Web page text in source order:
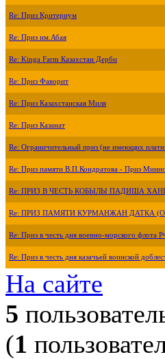
Re: Приз Критериум
Re: Приз им.Абая
Re: Kinga Farm Казахстан Дерби
Re: Приз Фаворит
Re: Приз Казахстанская Миля
Re: Приз Казанат
Re: Ограничительный приз (не имеющих
Re: Приз памяти В.П.Кондратова - Приз
Re: ПРИЗ В ЧЕСТЬ КОБЫЛЫ ПАДИША
Re: ПРИЗ ПАМЯТИ КУРМАНЖАН ДАТКА
Re: Приз в честь дня военно-морского флота
Re: Приз в честь дня казачьей воинской
На сайте
5
(1